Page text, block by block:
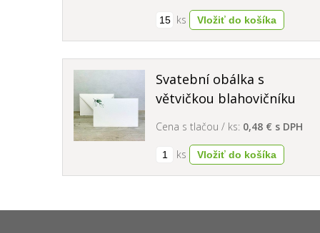
ks
Svatební obálka s
větvičkou blahovičníku
Cena s tlačou / ks: 0,48 € s DPH
ks